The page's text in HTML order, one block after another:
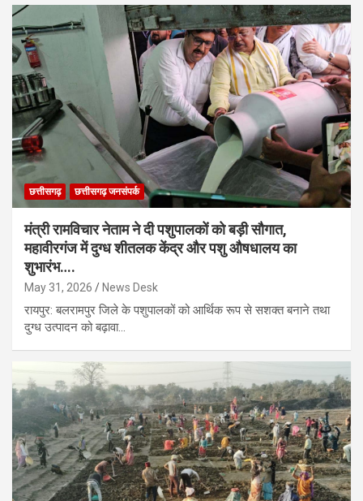
छत्तीसगढ़ छत्तीसगढ़ जनसंपर्क
मंत्री रामविचार नेताम ने दी पशुपालकों को बड़ी सौगात,
महावीरगंज में दुग्ध शीतलक केंद्र और पशु औषधालय का
शुभारंभ….
May 31, 2026 News Desk
रायपुर: बलरामपुर जिले के पशुपालकों को आर्थिक रूप से सशक्त बनाने तथा
दुग्ध उत्पादन को बढ़ावा…